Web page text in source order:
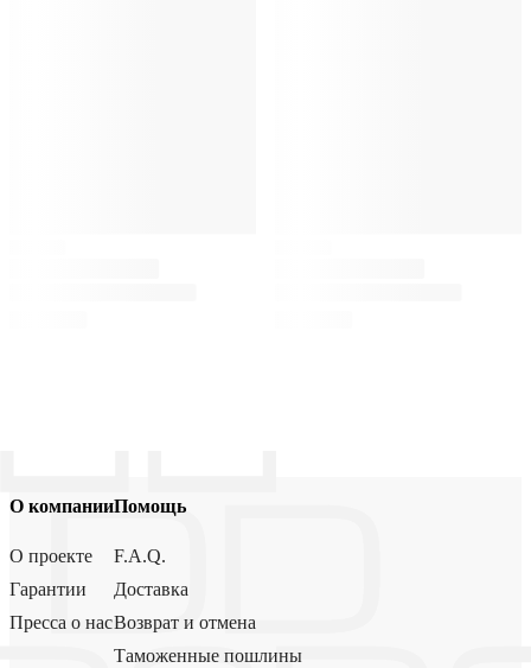
О компании
О проекте
Гарантии
Пресса о нас
Помощь
F.A.Q.
Доставка
Возврат и отмена
Таможенные пошлины